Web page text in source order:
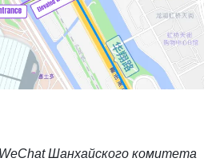
Шанхайского комитета